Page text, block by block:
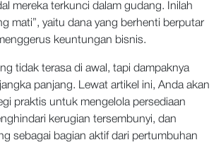
mereka terkunci dalam gudang. Inilah
mati”, yaitu dana yang berhenti berputar
keuntungan bisnis.
tidak terasa di awal, tapi dampaknya
panjang. Lewat artikel ini, Anda akan
praktis untuk mengelola persediaan
kerugian tersembunyi, dan
sebagai bagian aktif dari pertumbuhan